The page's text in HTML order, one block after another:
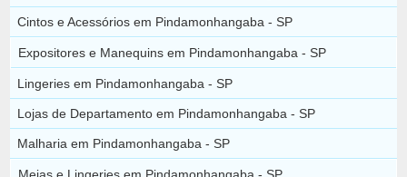
Cintos e Acessórios em Pindamonhangaba - SP
Expositores e Manequins em Pindamonhangaba - SP
Lingeries em Pindamonhangaba - SP
Lojas de Departamento em Pindamonhangaba - SP
Malharia em Pindamonhangaba - SP
Meias e Lingeries em Pindamonhangaba - SP